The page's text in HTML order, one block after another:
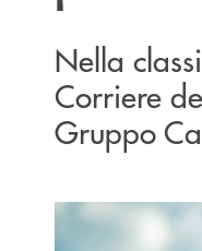
Nella
Corriere
Gruppo